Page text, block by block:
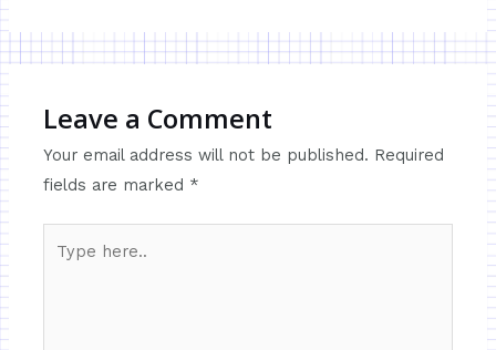
Leave a Comment
Your email address will not be published. Required
fields are marked *